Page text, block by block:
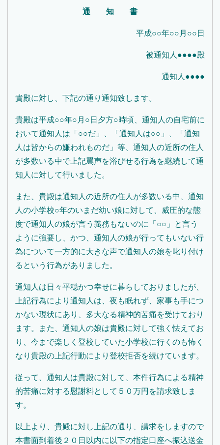
通 知 書
平成○○年○○月○○日
被通知人●●●●殿
通知人●●●●
貴殿に対し、下記の通り通知致します。
貴殿は平成○○年○月○日夕方○時頃、通知人の自宅前に
おいて通知人は「○○だ」、「通知人は○○」、「通知
人は皆からの嫌われものだ」等、通知人の近所の住人
が多数いる中で上記罵声を浴びせる行為を継続して通
知人に対して行いました。
また、貴殿は通知人の近所の住人が多数いる中、通知
人の小学校○年のいまだ幼い娘に対して、威圧的な態
度で通知人の娘が言う義務もないのに「○○」と言う
ように強要し、かつ、通知人の娘が行ってもいない行
為について一方的に大きな声で通知人の娘を叱り付け
るという行為がありました。
通知人は日々平穏かつ幸せに暮らしておりましたが、
上記行為により通知人は、夜も眠れず、家事も手につ
かない現状にあり、多大なる精神的苦痛を受けており
ます。また、通知人の娘は貴殿に対して強く怯えてお
り、今まで楽しく登校していた小学校に行くのも怖く
なり貴殿の上記行動により登校拒否を続けています。
従って、通知人は貴殿に対して、本件行為による精神
的苦痛に対する慰謝料として５０万円を請求致しま
す。
以上より、貴殿に対し上記の通り、請求をしますので
本書面到着後２０日以内に以下の指定口座へ振込送金